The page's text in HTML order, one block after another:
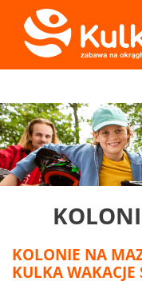
KOLONIE NA
KULKA WAKACJE